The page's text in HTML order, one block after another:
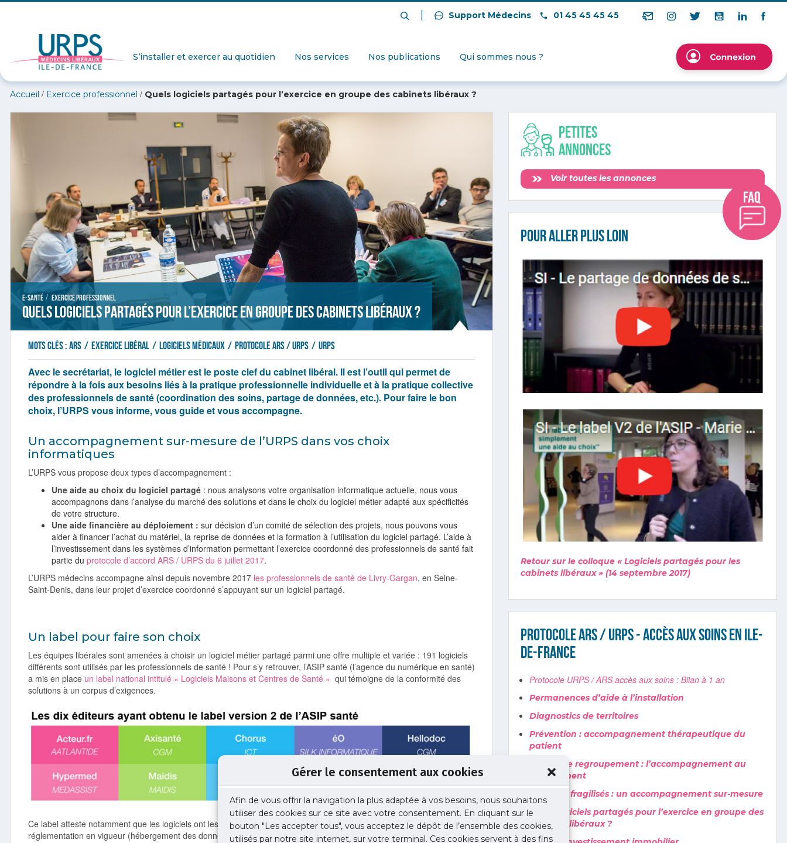
Gérer le consentement aux cookies
Afin de vous offrir la navigation la plus adaptée à vos besoins, nous souhaitons
utiliser des cookies sur ce site avec votre consentement. En cliquant sur le
bouton "Les accepter tous", vous acceptez le dépôt de l’ensemble des cookies,
utilisés par notre site internet, sur votre terminal. Ces cookies servent à des fins
Support Médecins 01 45 45 45 45
S’installer et exercer au quotidien Nos services Nos publications Qui sommes nous ?
Accueil / Exercice professionnel / Quels logiciels partagés pour l’exercice en groupe des cabinets libéraux ?
E-santé / Exercice professionnel
Quels logiciels partagés pour l’exercice en groupe des cabinets libéraux ?
Mots clés :ARS / exercice libéral / Logiciels médicaux / Protocole ARS / URPS / URPS
Avec le secrétariat, le logiciel métier est le poste clef du cabinet libéral. Il est l’outil qui permet de
répondre à la fois aux besoins liés à la pratique professionnelle individuelle et à la pratique collective
des professionnels de santé (coordination des soins, partage de données, etc.). Pour faire le bon
choix, l’URPS vous informe, vous guide et vous accompagne.
Un accompagnement sur-mesure de l’URPS dans vos choix
informatiques
L’URPS vous propose deux types d’accompagnement :
Une aide au choix du logiciel partagé : nous analysons votre organisation informatique actuelle, nous vous
accompagnons dans l’analyse du marché des solutions et dans le choix du logiciel métier adapté aux spécificités
de votre structure.
Une aide financière au déploiement : sur décision d’un comité de sélection des projets, nous pouvons vous
aider à financer l’achat du matériel, la reprise de données et la formation à l’utilisation du logiciel partagé. L’aide à
l’investissement dans les systèmes d’information permettant l’exercice coordonné des professionnels de santé fait
partie du protocole d’accord ARS / URPS du 6 juillet 2017.
L’URPS médecins accompagne ainsi depuis novembre 2017 les professionnels de santé de Livry-Gargan, en Seine-
Saint-Denis, dans leur projet d’exercice coordonné s’appuyant sur un logiciel partagé.
Un label pour faire son choix
Les équipes libérales sont amenées à choisir un logiciel métier partagé parmi une offre multiple et variée : 191 logiciels
différents sont utilisés par les professionnels de santé ! Pour s’y retrouver, l’ASIP santé (l’agence du numérique en santé)
a mis en place un label national intitulé « Logiciels Maisons et Centres de Santé » qui témoigne de la conformité des
solutions à un corpus d’exigences.
Ce label atteste notamment que les logiciels ont les fonctions minimales nécessaires, et sont conformes à la
réglementation en vigueur (hébergement des données de santé, agrément SESAM-Vitale, aide à la prescription
Petites
annonces
Voir toutes les annonces
Pour aller plus loin
Retour sur le colloque « Logiciels partagés pour les
cabinets libéraux » (14 septembre 2017)
Protocole ARS / URPS - Accès aux soins en Ile-
de-France
Protocole URPS / ARS accès aux soins : Bilan à 1 an
Permanences d’aide à l’installation
Diagnostics de territoires
Prévention : accompagnement thérapeutique du
patient
Projets de regroupement : l’accompagnement au
changement
Cabinets fragilisés : un accompagnement sur-mesure
Quels logiciels partagés pour l’exercice en groupe des
cabinets libéraux ?